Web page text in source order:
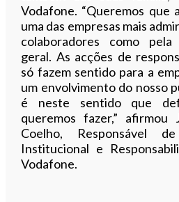
Vodafone. “Queremos que
uma das empresas mais
colaboradores como
geral. As acções de
só fazem sentido para a
um envolvimento do nosso
é neste sentido que
queremos fazer,” afirmou
Coelho, Responsável de
Institucional e
Vodafone.